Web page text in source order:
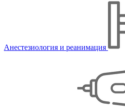
Анестезиология и реанимация